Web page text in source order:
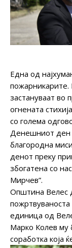
Една од
пожарникарите.
застануваат во
огнената
со голема
Денешниот ден
благородна
денот преку
збогатена со
Мирчев”.
Општина Велес
единица од
Марко Колев му
соработка која